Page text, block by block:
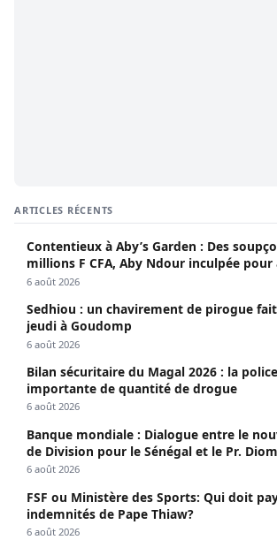
ARTICLES RÉCENTS
Contentieux à Aby’s Garden : Des
millions F CFA, Aby Ndour inculpée pour
sociaux
6 août 2026
Sedhiou : un chavirement de pirogue
jeudi à Goudomp
6 août 2026
Bilan sécuritaire du Magal 2026 : la
importante de quantité de drogue
6 août 2026
Banque mondiale : Dialogue entre le
de Division pour le Sénégal et le Pr.
6 août 2026
FSF ou Ministère des Sports: Qui doit
indemnités de Pape Thiaw?
6 août 2026